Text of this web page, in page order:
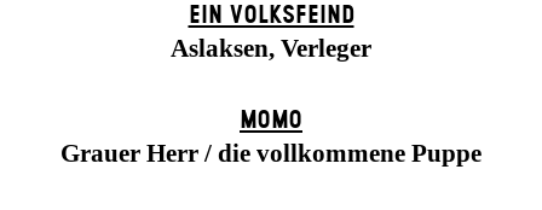
EIN VOLKS­FEIND
Aslaksen, Verleger
MOMO
Grauer Herr / die vollkommene Puppe